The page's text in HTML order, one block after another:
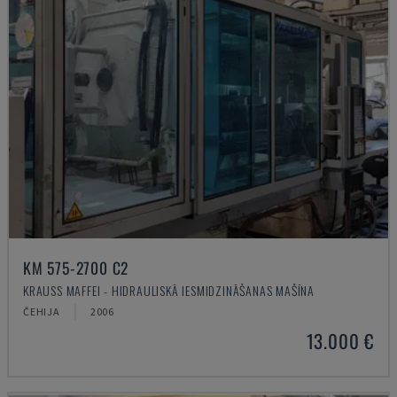
KM 575-2700 C2
KRAUSS MAFFEI - HIDRAULISKĀ IESMIDZINĀŠANAS MAŠĪNA
ČEHIJA 2006
13.000 €